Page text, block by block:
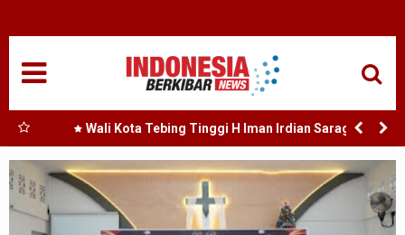
Wali Kota Tebing Tinggi H Iman Irdian Saragih :
Dorong Optimalisasi SP3 Catin
NASIONAL
SUMUT
MEDAN
TANJUNGBALAI